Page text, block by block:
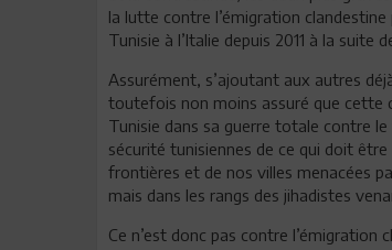
la lutte contre l’émigration clandestine
Tunisie à l’Italie depuis 2011 à la suite
Assurément, s’ajoutant aux autres
toutefois non moins assuré que cette
Tunisie dans sa guerre totale contre
sécurité tunisiennes de ce qui doit
frontières et de nos villes menacées
mais dans les rangs des jihadistes
Ce n’est donc pas contre